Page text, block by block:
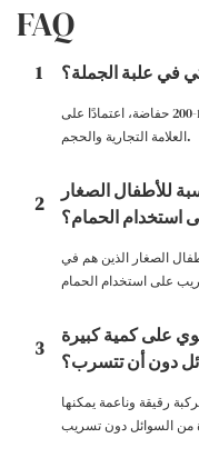
FAQ
1 في علبة الجملة؟
تحتوي حزمة الحفاضات بالجملة عادةً على 100-200 حفاضة، اعتمادًا على
العلامة التجارية والحجم.
2
للأطفال الصغار
استخدام الحمام؟
الصغار الذين هم في
3
على كمية كبيرة
دون أن تتسرب؟
رقيقة وناعمة يمكنها